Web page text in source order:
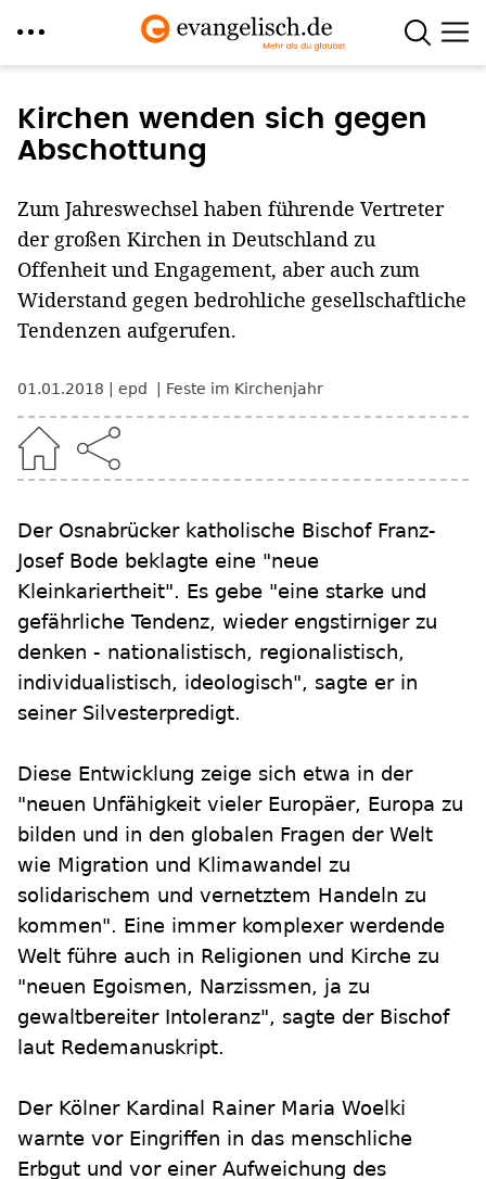
zum
Inhalt
Kirchen wenden sich gegen
Abschottung
Zum Jahreswechsel haben führende Vertreter
der großen Kirchen in Deutschland zu
Offenheit und Engagement, aber auch zum
Widerstand gegen bedrohliche gesellschaftliche
Tendenzen aufgerufen.
01.01.2018 epd Feste im Kirchenjahr
Der Osnabrücker katholische Bischof Franz-
Josef Bode beklagte eine "neue
Kleinkariertheit". Es gebe "eine starke und
gefährliche Tendenz, wieder engstirniger zu
denken - nationalistisch, regionalistisch,
individualistisch, ideologisch", sagte er in
seiner Silvesterpredigt.
Diese Entwicklung zeige sich etwa in der
"neuen Unfähigkeit vieler Europäer, Europa zu
bilden und in den globalen Fragen der Welt
wie Migration und Klimawandel zu
solidarischem und vernetztem Handeln zu
kommen". Eine immer komplexer werdende
Welt führe auch in Religionen und Kirche zu
"neuen Egoismen, Narzissmen, ja zu
gewaltbereiter Intoleranz", sagte der Bischof
laut Redemanuskript.
Der Kölner Kardinal Rainer Maria Woelki
warnte vor Eingriffen in das menschliche
Erbgut und vor einer Aufweichung des